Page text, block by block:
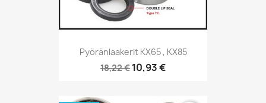
Pyöränlaakerit KX65 , KX85
18,22 € 10,93 €